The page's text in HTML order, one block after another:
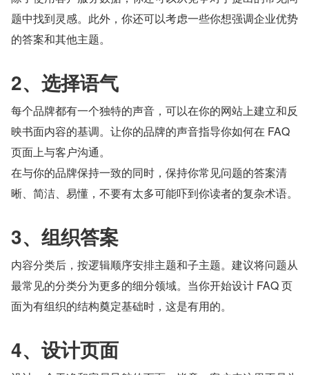
题中找到灵感。此外，你还可以考虑一些你想强调企业优势
的答案和其他主题。
2、选择语气
每个品牌都有一个独特的声音，可以在你的网站上建立和反
映书面内容的基调。让你的品牌的声音指导你如何在 FAQ
页面上与客户沟通。
在与你的品牌保持一致的同时，保持你常见问题的答案清
晰、简洁、易懂，不要有太多可能吓到你读者的复杂术语。
3、组织答案
内容分类后，按逻辑顺序安排主题和子主题。建议将问题从
最常见的分类分为更多的细分领域。当你开始设计 FAQ 页
面为有组织的结构奠定基础时，这是有用的。
4、设计页面